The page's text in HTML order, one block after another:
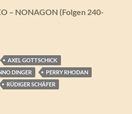
– NONAGON (Folgen 240-
AXEL GOTTSCHICK
DINGER
PERRY RHODAN
RÜDIGER SCHÄFER